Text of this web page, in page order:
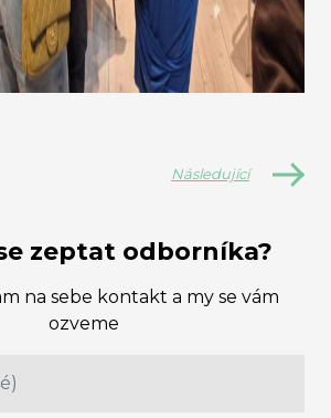
Následující
zeptat odborníka?
na sebe kontakt a my se vám
ozveme